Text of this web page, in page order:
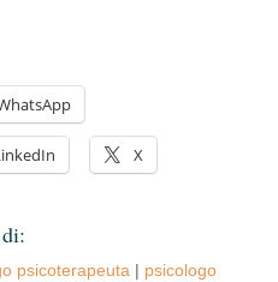
X
psicoterapeuta| psicologo